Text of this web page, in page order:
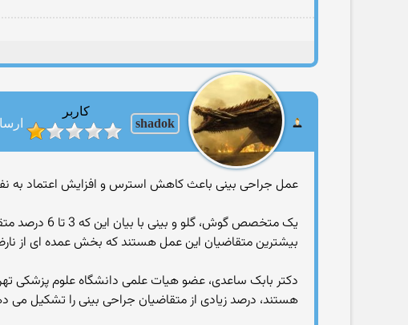
shadok
کاربر
عمل جراحی بینی باعث کاهش استرس‌ و افزایش اعتماد به
یک متخصص
بیشترین متقاضیان این عمل هستند که بخش عمده ای از
دکتر بابک ساعدی، عضو هیات علمی دانشگاه علوم پزشکی
هستند، درصد زیادی از متقاضیان جراحی بینی را تشکیل می